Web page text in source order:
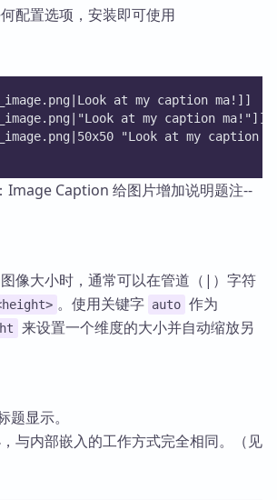
配置选项，安装即可使用
at my caption ma!]]
at my caption ma!"]]
"Look at my caption
像大小时，通常可以在管道（|）字符
。使用关键字 auto 作为
来设置一个维度的大小并自动缩放另
显示。
与内部嵌入的工作方式完全相同。（见